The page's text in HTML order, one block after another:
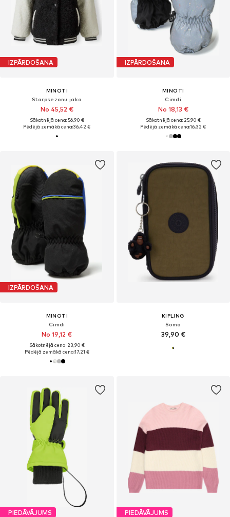
IZPĀRDOŠANA
MINOTI
Starpsezonu jaka
No 45,52 €
Sākotnējā cena: 56,90 €
Pēdējā zemākā cena:36,42 €
IZPĀRDOŠANA
MINOTI
Cimdi
No 18,13 €
Sākotnējā cena: 25,90 €
Pēdējā zemākā cena:16,32 €
IZPĀRDOŠANA
MINOTI
Cimdi
No 19,12 €
Sākotnējā cena: 23,90 €
Pēdējā zemākā cena:17,21 €
KIPLING
Soma
39,90 €
PIEDĀVĀJUMS PIEDĀVĀJUMS